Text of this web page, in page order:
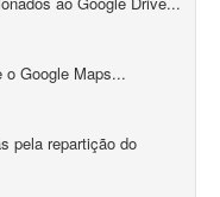
o Google Maps...
pela repartição do